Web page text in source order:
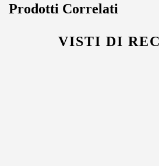
Prodotti Correlati
VISTI DI